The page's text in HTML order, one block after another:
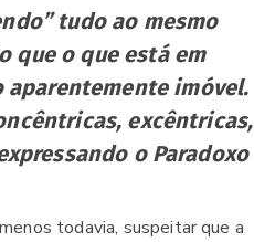
tudo ao mesmo
que o que está em
aparentemente imóvel.
excêntricas,
o Paradoxo
todavia, suspeitar que a